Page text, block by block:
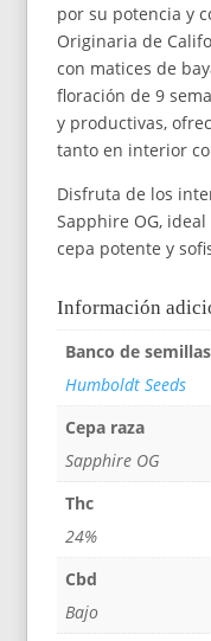
por su potencia y
Originaria de
con matices de
floración de 9
y productivas,
tanto en interior
Disfruta de los
Sapphire OG,
cepa potente y
Información
Banco de semillas
Humboldt Seeds
Cepa raza
Sapphire OG
Thc
24%
Cbd
Bajo